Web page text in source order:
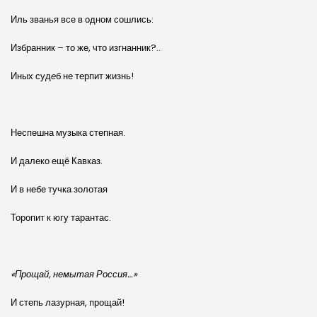
Иль званья все в одном сошлись:
Избранник – то же, что изгнанник?..
Иных судеб не терпит жизнь!
Неспешна музыка степная.
И далеко ещё Кавказ.
И в небе тучка золотая
Торопит к югу тарантас.
«Прощай, немытая Россия…»
И степь лазурная, прощай!